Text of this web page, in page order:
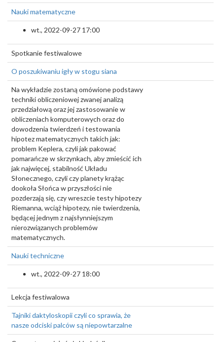
Nauki matematyczne
wt., 2022-09-27 17:00
Spotkanie festiwalowe
O poszukiwaniu igły w stogu siana
Na wykładzie zostaną omówione podstawy
techniki obliczeniowej zwanej analizą
przedziałową oraz jej zastosowanie w
obliczeniach komputerowych oraz do
dowodzenia twierdzeń i testowania
hipotez matematycznych takich jak:
problem Keplera, czyli jak pakować
pomarańcze w skrzynkach, aby zmieścić ich
jak najwięcej, stabilność Układu
Słonecznego, czyli czy planety krążąc
dookoła Słońca w przyszłości nie
pozderzają się, czy wreszcie testy hipotezy
Riemanna, wciąż hipotezy, nie twierdzenia,
będącej jednym z najsłynniejszym
nierozwiązanych problemów
matematycznych.
Nauki techniczne
wt., 2022-09-27 18:00
Lekcja festiwalowa
Tajniki daktyloskopii czyli co sprawia, że
nasze odciski palców są niepowtarzalne